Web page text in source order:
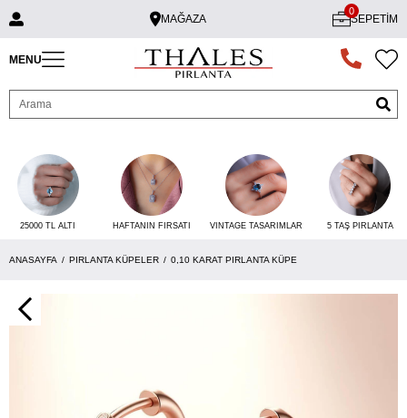
MAĞAZA SEPETIM
0
MENU
25000 TL ALTI HAFTANIN FIRSATI VINTAGE TASARIMLAR 5 TAŞ PIRLANTA
ANASAYFA PIRLANTA KÜPELER 0,10 KARAT PIRLANTA KÜPE